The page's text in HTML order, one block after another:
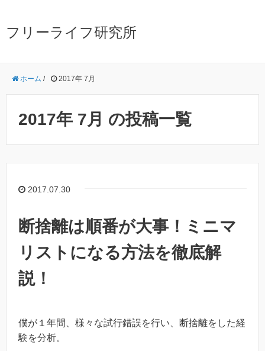
フリーライフ研究所
ホーム / 2017年 7月
2017年 7月 の投稿一覧
2017.07.30
断捨離は順番が大事！ミニマ
リストになる方法を徹底解
説！
僕が１年間、様々な試行錯誤を行い、断捨離をした経
験を分析。